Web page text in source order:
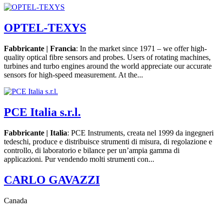
OPTEL-TEXYS
Fabbricante | Francia: In the market since 1971 – we offer high-
quality optical fibre sensors and probes. Users of rotating machines,
turbines and turbo engines around the world appreciate our accurate
sensors for high-speed measurement. At the...
PCE Italia s.r.l.
Fabbricante | Italia: PCE Instruments, creata nel 1999 da ingegneri
tedeschi, produce e distribuisce strumenti di misura, di regolazione e
controllo, di laboratorio e bilance per un’ampia gamma di
applicazioni. Pur vendendo molti strumenti con...
CARLO GAVAZZI
Canada